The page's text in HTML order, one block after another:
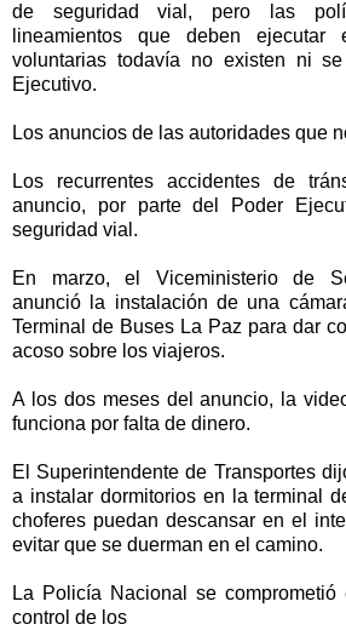
de seguridad vial, pero las
lineamientos que deben ejecutar
voluntarias todavía no existen ni
Ejecutivo.
Los anuncios de las autoridades que
Los recurrentes accidentes de
anuncio, por parte del Poder
seguridad vial.
En marzo, el Viceministerio de
anunció la instalación de una
Terminal de Buses La Paz para dar
acoso sobre los viajeros.
A los dos meses del anuncio, la
funciona por falta de dinero.
El Superintendente de Transportes
a instalar dormitorios en la terminal
choferes puedan descansar en el
evitar que se duerman en el camino.
La Policía Nacional se
control de los